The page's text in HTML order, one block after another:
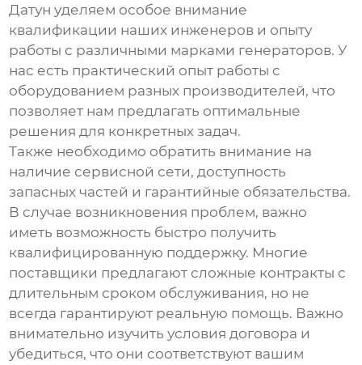
Датун уделяем особое внимание
квалификации наших инженеров и опыту
работы с различными марками генераторов. У
нас есть практический опыт работы с
оборудованием разных производителей, что
позволяет нам предлагать оптимальные
решения для конкретных задач.
Также необходимо обратить внимание на
наличие сервисной сети, доступность
запасных частей и гарантийные обязательства.
В случае возникновения проблем, важно
иметь возможность быстро получить
квалифицированную поддержку. Многие
поставщики предлагают сложные контракты с
длительным сроком обслуживания, но не
всегда гарантируют реальную помощь. Важно
внимательно изучить условия договора и
убедиться, что они соответствуют вашим